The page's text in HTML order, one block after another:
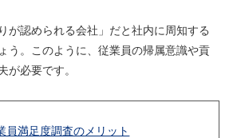
が認められる会社」だと社内に周知する
う。このように、従業員の帰属意識や貢
が必要です。
員満足度調査のメリット